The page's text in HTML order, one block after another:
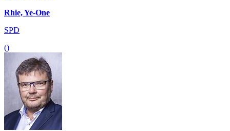
Rhie, Ye-One
SPD
()